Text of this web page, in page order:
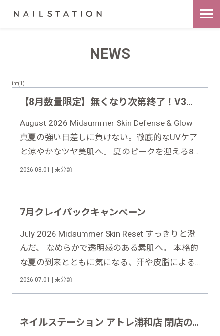
NEWS
int(1)
【8月数量限定】無くなり次第終了！V3最強UV×スキンケアファンデ豪華半額セット
August 2026 Midsummer Skin Defense & Glow
真夏の強い日差しに負けない。徹底的なUVケア
と涼やかなツヤ美肌へ。 夏のピークを迎える8
月。汗や皮脂によるメイク崩れや紫外線ダメー
け……
2026.08.01 | 未分類
7月クレイパックキャンペーン
July 2026 Midsummer Skin Reset すっきりと澄
んだ、 なめらかで透明感のある素肌へ。 本格的
な夏の到来とともに気になる、汗や皮脂による
ベタつき・くすみをすっきりリセット。クリア
2026.07.01 | 未分類
ネイルステーション アトレ浦和店 閉店のお知らせ